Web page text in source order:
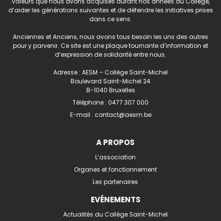
d’aider les générations suivantes et de défendre les initiatives prises
dans ce sens.
Anciennes et Anciens, nous avons tous besoin les uns des autres
pour y parvenir. Ce site est une plaque tournante d’information et
d’expression de solidarité entre nous.
Adresse : AESM – Collège Saint-Michel
Boulevard Saint-Michel 24
B-1040 Bruxelles
Téléphone : 0477 307 000
E-mail : contact@aesm.be
A PROPOS
L’association
Organes et fonctionnement
Les partenaires
EVÉNEMENTS
Actualités du Collège Saint-Michel